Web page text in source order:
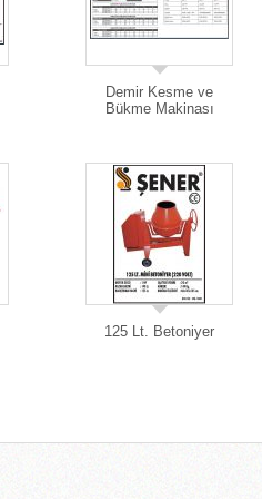
Demir Kesme ve
Bükme Makinası
125 Lt. Betoniyer